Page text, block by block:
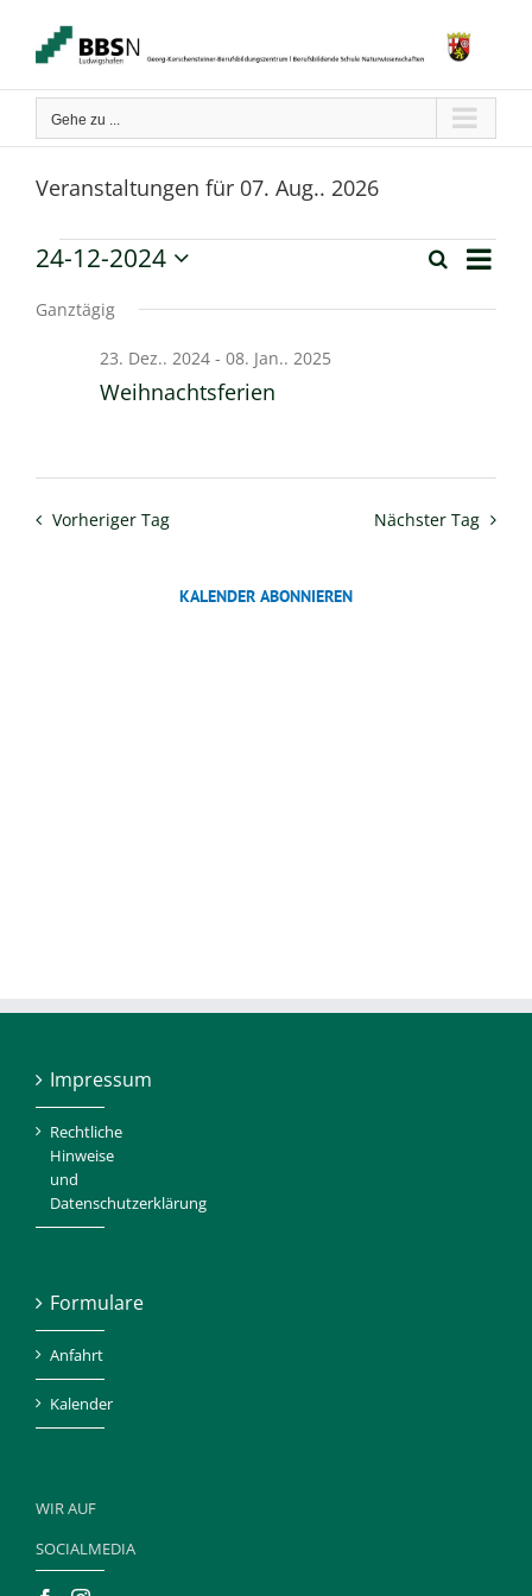
springen
Gehe zu ...
Veranstaltungen für 07. Aug.. 2026
Veranstaltungen
für
Suche
Tag
24-12-2024
wählen.
Ganztägig
Weihnachtsferien
23. Dez.. 2024 - 08. Jan.. 2025
Vorheriger Tag Nächster Tag
KALENDER ABONNIEREN
Impressum
Rechtliche
Hinweise
und
Datenschutzerklärung
Formulare
Anfahrt
Kalender
WIR AUF
SOCIALMEDIA